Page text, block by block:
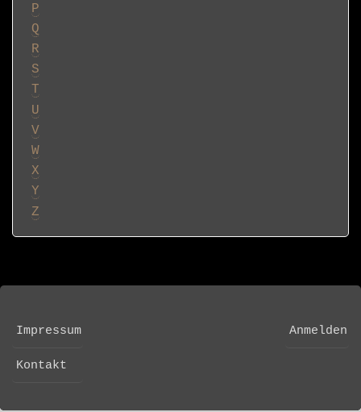
P
Q
R
S
T
U
V
W
X
Y
Z
FOOTER
Impressum
Kontakt
USER
Anmelden